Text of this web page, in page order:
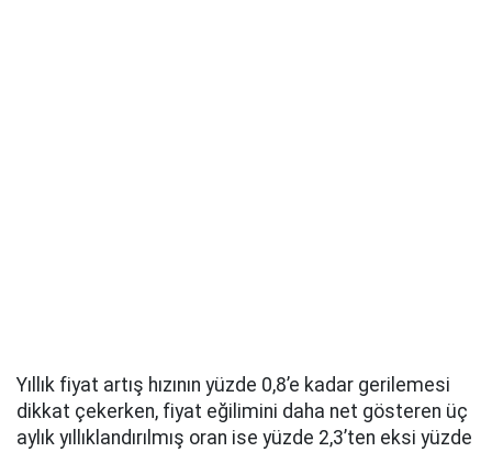
Yıllık fiyat artış hızının yüzde 0,8’e kadar gerilemesi
dikkat çekerken, fiyat eğilimini daha net gösteren üç
aylık yıllıklandırılmış oran ise yüzde 2,3’ten eksi yüzde